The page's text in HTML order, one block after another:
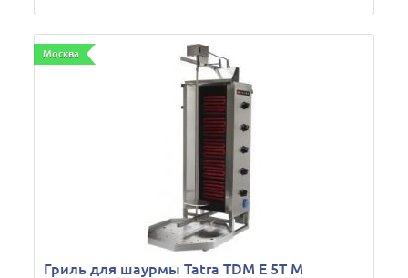
Москва
Гриль для шаурмы Tatra TDM E 5T M